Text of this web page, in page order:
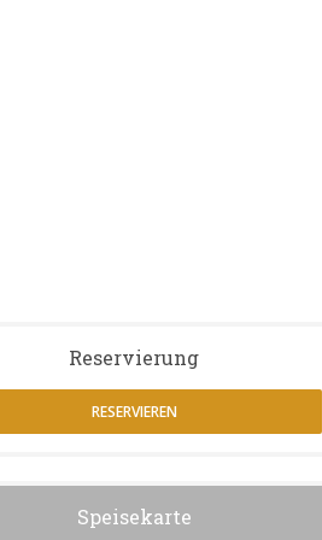
Reservierung
RESERVIEREN
Speisekarte